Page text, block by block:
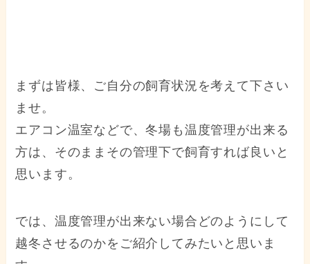
まずは皆様、ご自分の飼育状況を考えて下さい
ませ。
エアコン温室などで、冬場も温度管理が出来る
方は、そのままその管理下で飼育すれば良いと
思います。
では、温度管理が出来ない場合どのようにして
越冬させるのかをご紹介してみたいと思いま